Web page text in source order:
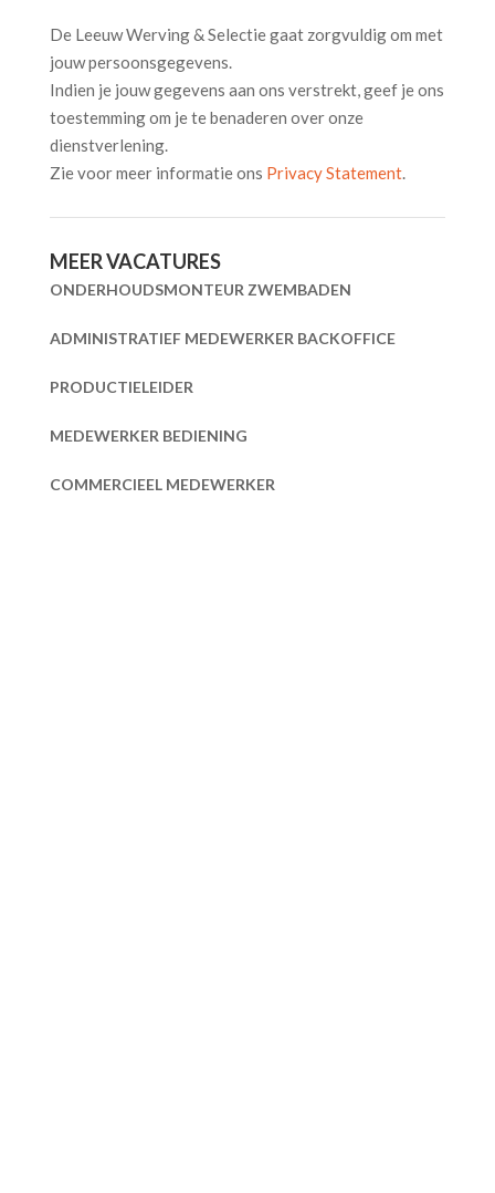
De Leeuw Werving & Selectie gaat zorgvuldig om met
jouw persoonsgegevens.
Indien je jouw gegevens aan ons verstrekt, geef je ons
toestemming om je te benaderen over onze
dienstverlening.
Zie voor meer informatie ons Privacy Statement.
MEER VACATURES
ONDERHOUDSMONTEUR ZWEMBADEN
ADMINISTRATIEF MEDEWERKER BACKOFFICE
PRODUCTIELEIDER
MEDEWERKER BEDIENING
COMMERCIEEL MEDEWERKER